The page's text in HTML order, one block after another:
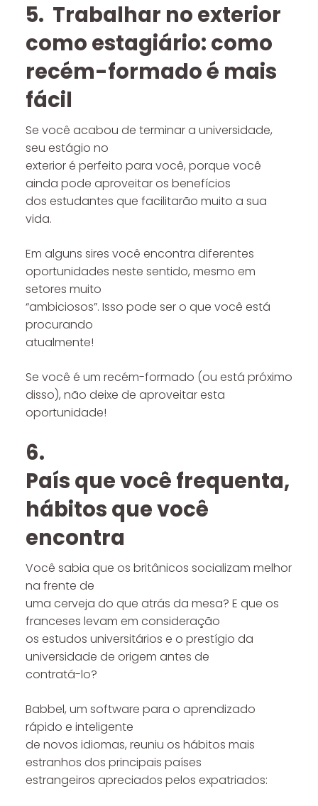
5. Trabalhar no exterior
como estagiário: como
recém-formado é mais
fácil
Se você acabou de terminar a universidade,
seu estágio no
exterior é perfeito para você, porque você
ainda pode aproveitar os benefícios
dos estudantes que facilitarão muito a sua
vida.
Em alguns sires você encontra diferentes
oportunidades neste sentido, mesmo em
setores muito
“ambiciosos”. Isso pode ser o que você está
procurando
atualmente!
Se você é um recém-formado (ou está próximo
disso), não deixe de aproveitar esta
oportunidade!
6.
País que você frequenta,
hábitos que você
encontra
Você sabia que os britânicos socializam melhor
na frente de
uma cerveja do que atrás da mesa? E que os
franceses levam em consideração
os estudos universitários e o prestígio da
universidade de origem antes de
contratá-lo?
Babbel, um software para o aprendizado
rápido e inteligente
de novos idiomas, reuniu os hábitos mais
estranhos dos principais países
estrangeiros apreciados pelos expatriados: